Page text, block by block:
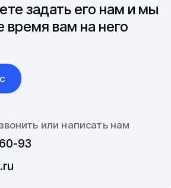
задать его нам и мы
вам на него
или написать нам
93